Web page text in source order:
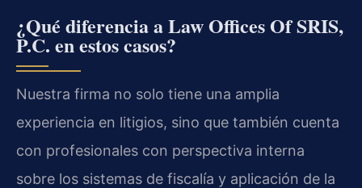
¿Qué diferencia a Law Offices Of SRIS,
P.C. en estos casos?
Nuestra firma no solo tiene una amplia
experiencia en litigios, sino que también cuenta
con profesionales con perspectiva interna
sobre los sistemas de fiscalía y aplicación de la